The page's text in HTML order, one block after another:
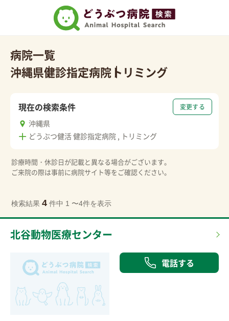
病院一覧
沖縄県健診指定病院トリミング
変更する
現在の検索条件
沖縄県
どうぶつ健活 健診指定病院 , トリミング
診療時間・休診日が記載と異なる場合がございます。
ご来院の際は事前に病院サイト等をご確認ください。
検索結果 4 件中 1 〜4件を表示
北谷動物医療センター
電話する